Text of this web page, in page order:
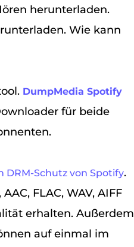
herunterladen.
Wie kann
DumpMedia Spotify
für beide
DRM-Schutz von Spotify.
, AAC, FLAC, WAV, AIFF
erhalten. Außerdem
auf einmal im